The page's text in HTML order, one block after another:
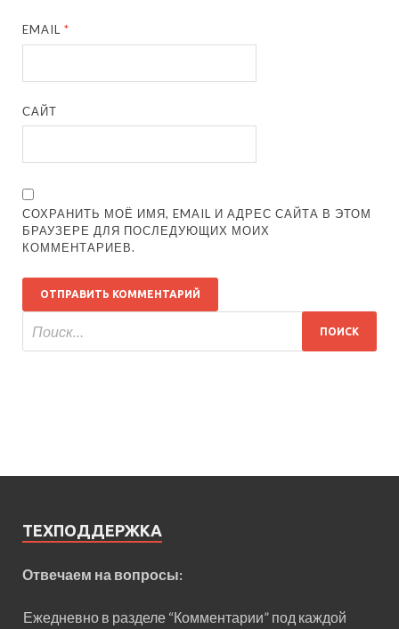
EMAIL*
САЙТ
СОХРАНИТЬ МОЁ ИМЯ, EMAIL И АДРЕС САЙТА В ЭТОМ
БРАУЗЕРЕ ДЛЯ ПОСЛЕДУЮЩИХ МОИХ
КОММЕНТАРИЕВ.
ТЕХПОДДЕРЖКА
Отвечаем на вопросы:
Ежедневно в разделе “Комментарии” под каждой